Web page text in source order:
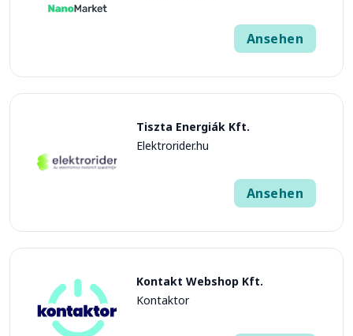
Ansehen
Tiszta Energiák Kft.
Elektrorider.hu
Ansehen
Kontakt Webshop Kft.
Kontaktor